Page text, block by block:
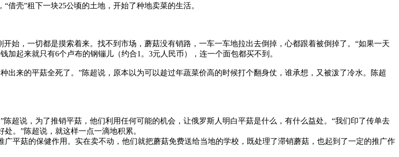
壳”租下一块25公顷的土地，开始了种地卖菜的生活。
，一切都是摸索着来。找不到市场，蘑菇没有销路，一车一车地拉出去倒掉，心都跟着被倒掉了。“如果一天
起来就只有6个卢布的钢镚儿（约合1。3元人民币），连一个面包都买不到。
来的平菇全死了。”陈超说，原本以为可以趁过年蔬菜价高的时候打个翻身仗，谁承想，又被泼了冷水。陈超
说，为了推销平菇，他们利用任何可能的机会，让俄罗斯人明白平菇是什么，有什么益处。“我们印了传单去
。”陈超说，就这样一点一滴地积累。
平菇的保健作用。实在卖不动，他们就把蘑菇免费送给当地的学校，既处理了滞销蘑菇，也起到了一定的推广作